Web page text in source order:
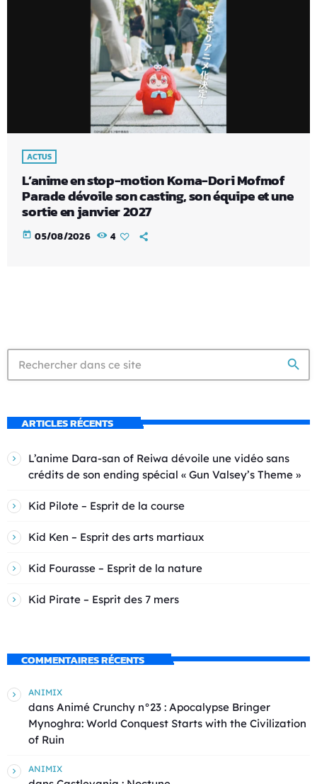
ACTUS
L’anime en stop-motion Koma-Dori Mofmof
Parade dévoile son casting, son équipe et une
sortie en janvier 2027
today 05/08/2026 4
search
ARTICLES RÉCENTS
L’anime Dara-san of Reiwa dévoile une vidéo sans
crédits de son ending spécial « Gun Valsey’s Theme »
Kid Pilote – Esprit de la course
Kid Ken – Esprit des arts martiaux
Kid Fourasse – Esprit de la nature
Kid Pirate – Esprit des 7 mers
COMMENTAIRES RÉCENTS
ANIMIX
dans Animé Crunchy n°23 : Apocalypse Bringer
Mynoghra: World Conquest Starts with the Civilization
of Ruin
ANIMIX